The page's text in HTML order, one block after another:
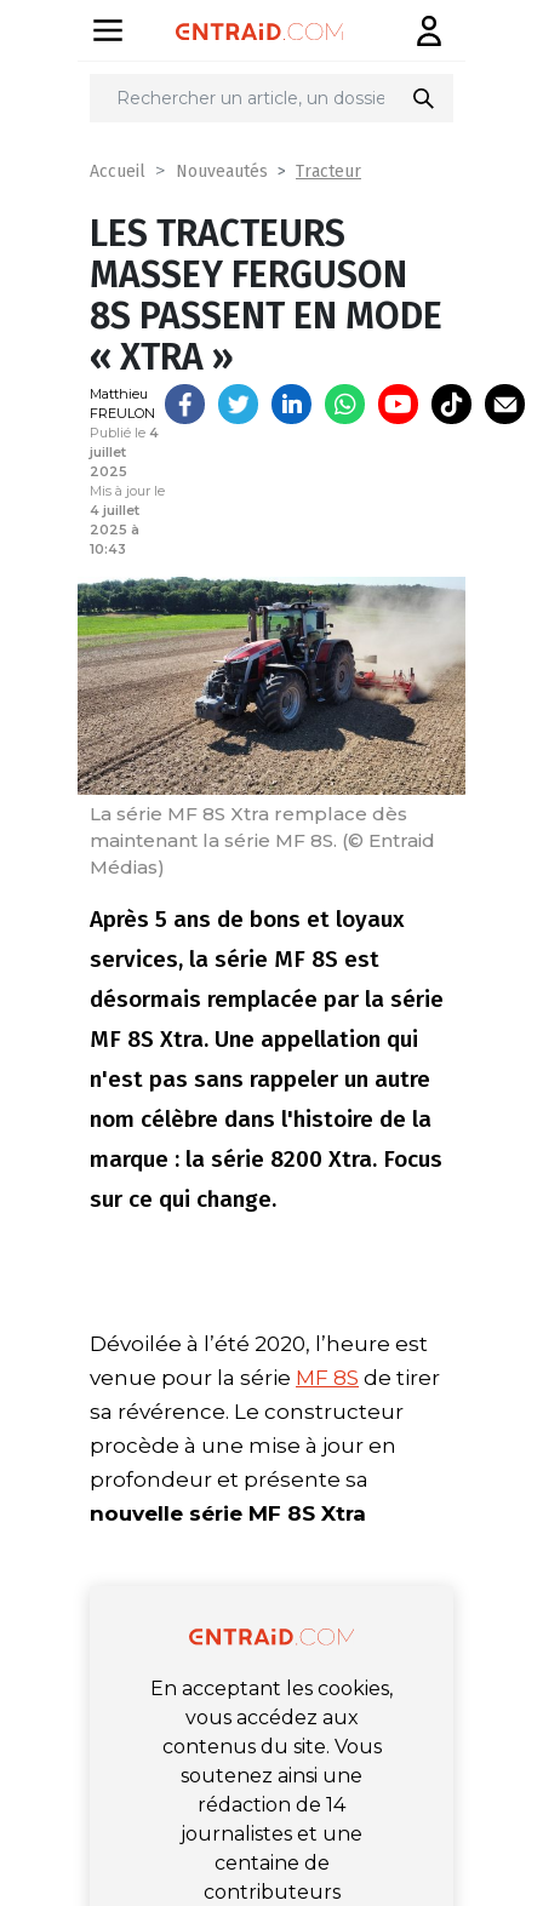
Partager
Accueil Nouveautés Tracteur
LES TRACTEURS
MASSEY FERGUSON
8S PASSENT EN MODE
« XTRA »
Matthieu
FREULON
Publié le 4
juillet
2025
Mis à jour le
4 juillet
2025 à
10:43
La série MF 8S Xtra remplace dès
maintenant la série MF 8S. (© Entraid
Médias)
Après 5 ans de bons et loyaux
services, la série MF 8S est
désormais remplacée par la série
MF 8S Xtra. Une appellation qui
n'est pas sans rappeler un autre
nom célèbre dans l'histoire de la
marque : la série 8200 Xtra. Focus
sur ce qui change.
Dévoilée à l’été 2020, l’heure est
venue pour la série MF 8S de tirer
sa révérence. Le constructeur
procède à une mise à jour en
profondeur et présente sa
nouvelle série MF 8S Xtra
En acceptant les cookies,
vous accédez aux
contenus du site. Vous
soutenez ainsi une
rédaction de 14
journalistes et une
centaine de
contributeurs